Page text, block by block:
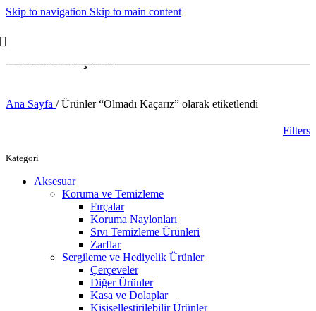
Skip to navigation Skip to main content
Olmadı Kaçarız
Ana Sayfa / Ürünler “Olmadı Kaçarız” olarak etiketlendi
Filters
Kategori
Aksesuar
Koruma ve Temizleme
Fırçalar
Koruma Naylonları
Sıvı Temizleme Ürünleri
Zarflar
Sergileme ve Hediyelik Ürünler
Çerçeveler
Diğer Ürünler
Kasa ve Dolaplar
Kişiselleştirilebilir Ürünler